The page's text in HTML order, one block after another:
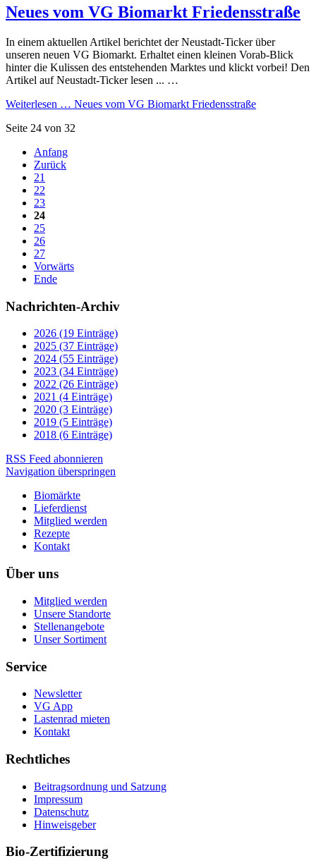
Neues vom VG Biomarkt Friedensstraße
In einem aktuellen Artikel berichtet der Neustadt-Ticker über
unseren neuen VG Biomarkt. Erhaltet einen kleinen Vorab-Blick
hinter die Kulissen des entstehenden Marktes und klickt vorbei! Den
Artikel auf Neustadt-Ticker lesen ... …
Weiterlesen … Neues vom VG Biomarkt Friedensstraße
Seite 24 von 32
Anfang
Zurück
21
22
23
24
25
26
27
Vorwärts
Ende
Nachrichten-Archiv
2026 (19 Einträge)
2025 (37 Einträge)
2024 (55 Einträge)
2023 (34 Einträge)
2022 (26 Einträge)
2021 (4 Einträge)
2020 (3 Einträge)
2019 (5 Einträge)
2018 (6 Einträge)
RSS Feed abonnieren
Navigation überspringen
Biomärkte
Lieferdienst
Mitglied werden
Rezepte
Kontakt
Über uns
Mitglied werden
Unsere Standorte
Stellenangebote
Unser Sortiment
Service
Newsletter
VG App
Lastenrad mieten
Kontakt
Rechtliches
Beitragsordnung und Satzung
Impressum
Datenschutz
Hinweisgeber
Bio-Zertifizierung